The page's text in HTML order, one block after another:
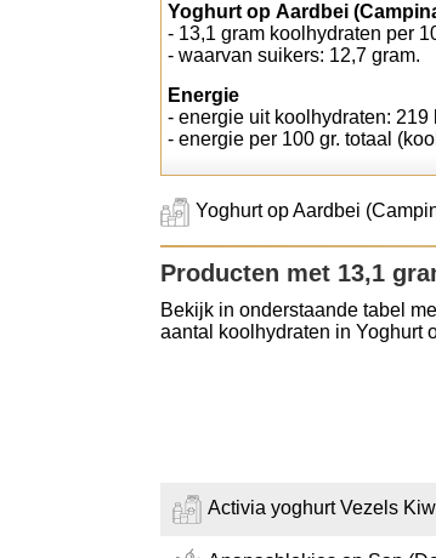
Yoghurt op Aardbei
- 13,1 gram koolhydraten per
- waarvan suikers: 12,7 gram.
Energie
- energie uit koolhydraten: 219
- energie per 100 gr. totaal
Yoghurt op Aardbei
Producten met 13,1
Bekijk in onderstaande tabel
aantal koolhydraten in Yoghurt
Activia yoghurt Vezels